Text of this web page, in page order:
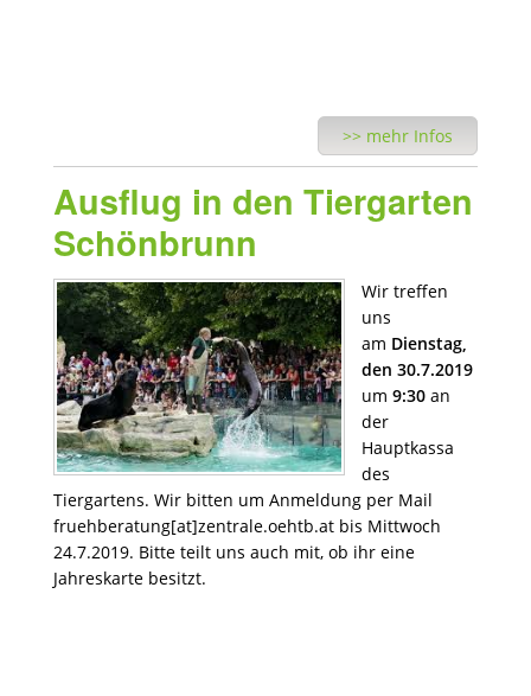
>> mehr Infos
Ausflug in den Tiergarten
Schönbrunn
Wir treffen
uns
am Dienstag,
den 30.7.2019
um 9:30 an
der
Hauptkassa
des
Tiergartens. Wir bitten um Anmeldung per Mail
fruehberatung[at]zentrale.oehtb.at bis Mittwoch
24.7.2019. Bitte teilt uns auch mit, ob ihr eine
Jahreskarte besitzt.